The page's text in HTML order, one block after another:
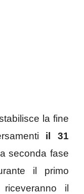
la fine
il 31
seconda fase
il primo
il